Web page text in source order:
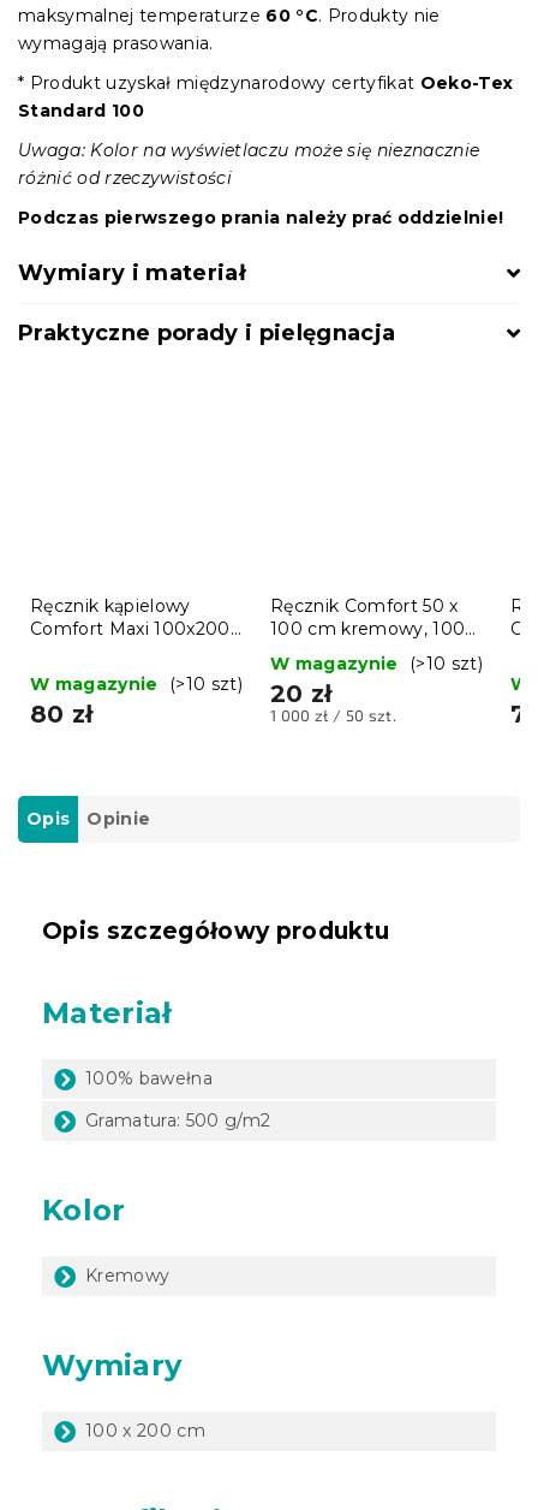
maksymalnej temperaturze 60 °C. Produkty nie
wymagają prasowania.
* Produkt uzyskał międzynarodowy certyfikat Oeko-Tex
Standard 100
Uwaga: Kolor na wyświetlaczu może się nieznacznie
różnić od rzeczywistości
Podczas pierwszego prania należy prać oddzielnie!
Wymiary i materiał
Praktyczne porady i pielęgnacja
Ręcznik kąpielowy
Comfort Maxi 100x200
bawełna
W magazynie (>10 szt)
80 zł
Ręcznik Comfort 50 x
100 cm kremowy, 100%
W magazynie (>10 szt)
20 zł
Cena
1 000 zł / 50 szt.
W
Opis Opinie
Opis szczegółowy produktu
Materiał
100% bawełna
Gramatura: 500 g/m2
Kolor
Kremowy
Wymiary
100 x 200 cm